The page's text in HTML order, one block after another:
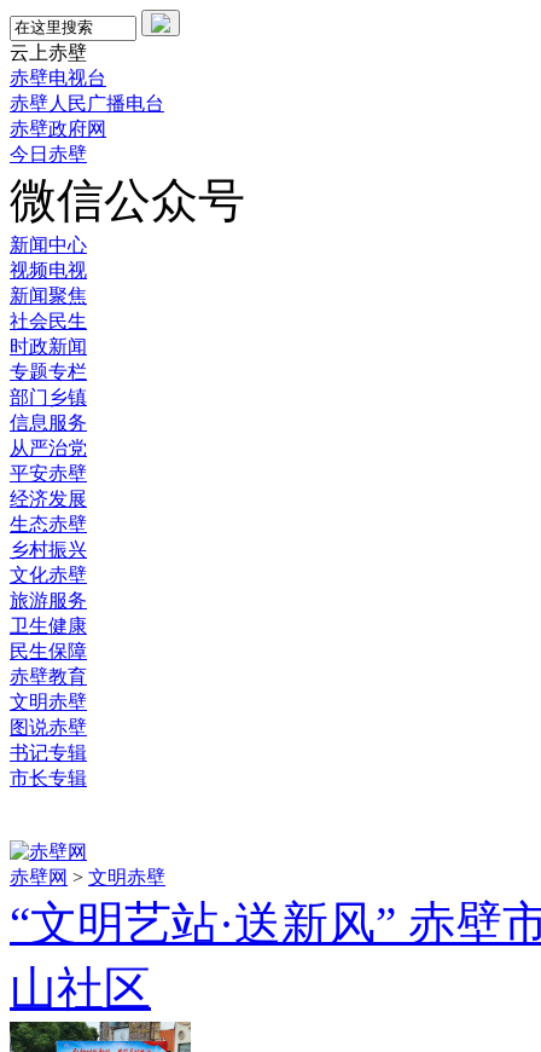
云上赤壁
赤壁电视台
赤壁人民广播电台
赤壁政府网
今日赤壁
微信公众号
新闻中心
视频电视
新闻聚焦
社会民生
时政新闻
专题专栏
部门乡镇
信息服务
从严治党
平安赤壁
经济发展
生态赤壁
乡村振兴
文化赤壁
旅游服务
卫生健康
民生保障
赤壁教育
文明赤壁
图说赤壁
书记专辑
市长专辑
赤壁网 > 文明赤壁
“文明艺站·送新风” 赤壁
山社区